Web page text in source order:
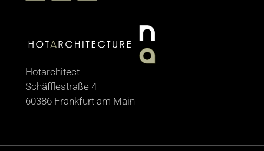
Hotarchitect
Schäfflestraße 4
60386 Frankfurt am Main